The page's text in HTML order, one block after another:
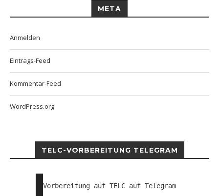
META
Anmelden
Eintrags-Feed
Kommentar-Feed
WordPress.org
TELC-VORBEREITUNG TELEGRAM
Vorbereitung auf TELC auf Telegram